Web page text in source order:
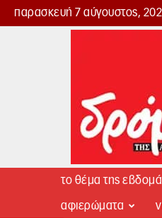
παρασκευή 7 αύγουστος,
Δρόμος
το θέμα της
αφιερώματα